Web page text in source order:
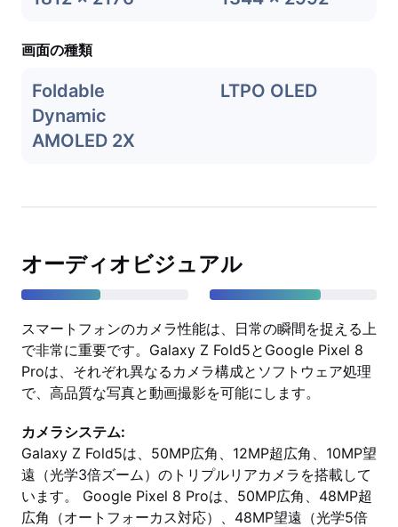
画面の種類
Foldable
Dynamic
AMOLED 2X
LTPO OLED
オーディオビジュアル
スマートフォンのカメラ性能は、日常の瞬間を捉える上
で非常に重要です。Galaxy Z Fold5とGoogle Pixel 8
Proは、それぞれ異なるカメラ構成とソフトウェア処理
で、高品質な写真と動画撮影を可能にします。
カメラシステム:
Galaxy Z Fold5は、50MP広角、12MP超広角、10MP望
遠（光学3倍ズーム）のトリプルリアカメラを搭載して
います。 Google Pixel 8 Proは、50MP広角、48MP超
広角（オートフォーカス対応）、48MP望遠（光学5倍